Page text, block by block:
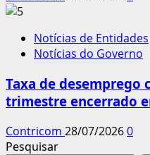
Notícias de Entidades
Notícias do Governo
Taxa de desemprego
trimestre encerrado
Contricom 28/07/20260
Pesquisar